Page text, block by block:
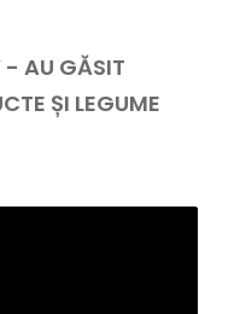
- AU GĂSIT
ȘI LEGUME